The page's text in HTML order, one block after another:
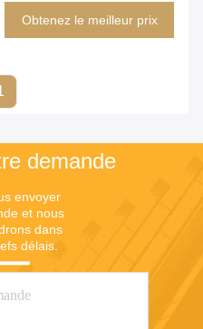
de signal de Digital,
répétiteur mobile 30-43dBm
Obtenez le meilleur prix
demande
envoyer
et nous
dans
délais.